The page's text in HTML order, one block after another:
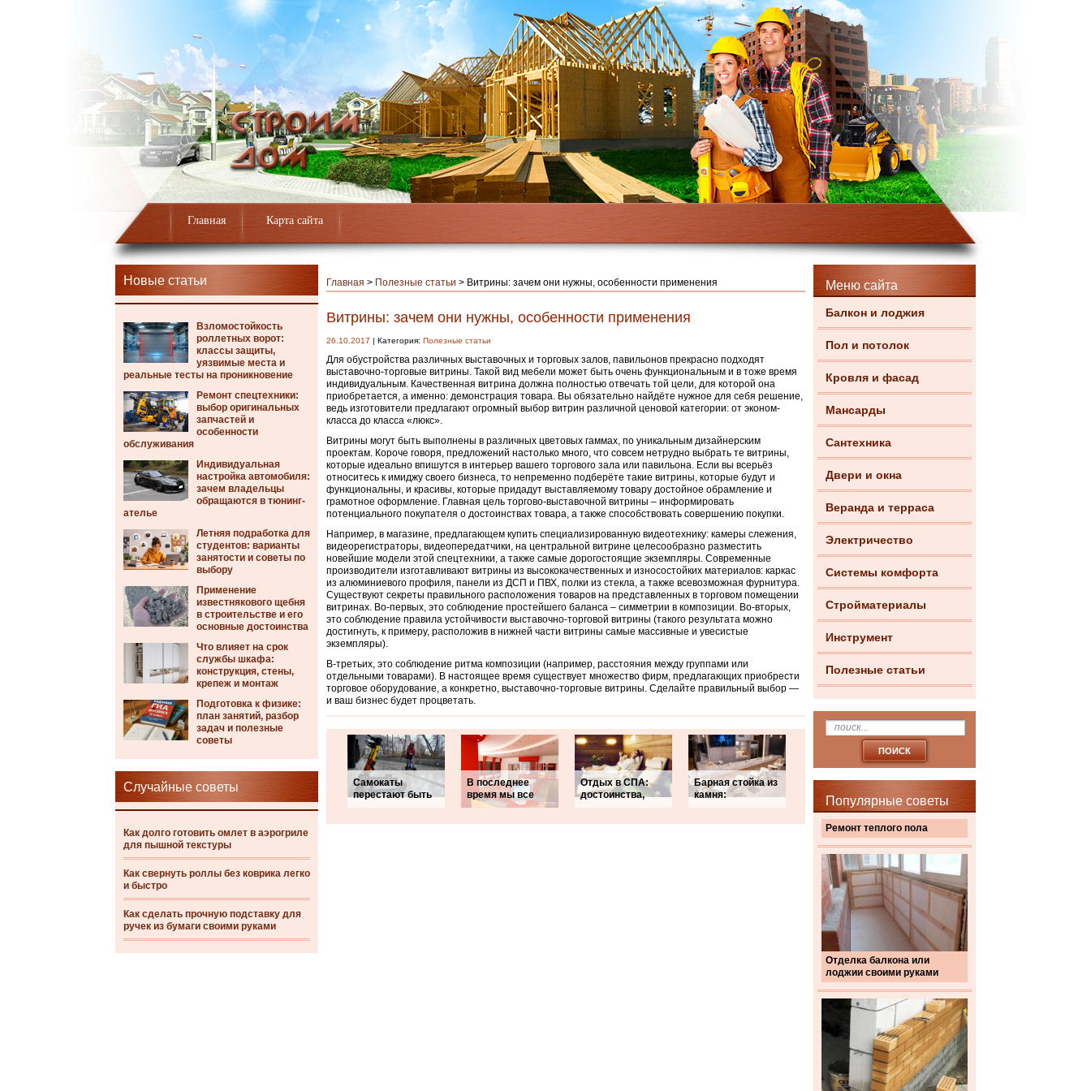
Главная Карта сайта
Новые статьи
Взломостойкость
роллетных ворот:
классы защиты,
уязвимые места и
реальные тесты на проникновение
Ремонт спецтехники:
выбор оригинальных
запчастей и
особенности
обслуживания
Индивидуальная
настройка автомобиля:
зачем владельцы
обращаются в тюнинг-
ателье
Летняя подработка для
студентов: варианты
занятости и советы по
выбору
Применение
известнякового щебня
в строительстве и его
основные достоинства
Что влияет на срок
службы шкафа:
конструкция, стены,
крепеж и монтаж
Подготовка к физике:
план занятий, разбор
задач и полезные
советы
Случайные советы
Как долго готовить омлет в аэрогриле
для пышной текстуры
Как свернуть роллы без коврика легко
и быстро
Как сделать прочную подставку для
ручек из бумаги своими руками
Меню сайта
Балкон и лоджия
Пол и потолок
Кровля и фасад
Мансарды
Сантехника
Двери и окна
Веранда и терраса
Электричество
Системы комфорта
Стройматериалы
Инструмент
Полезные статьи
Популярные советы
Ремонт теплого пола
Отделка балкона или
лоджии своими руками
Главная > Полезные статьи > Витрины: зачем они нужны, особенности применения
Витрины: зачем они нужны, особенности применения
26.10.2017 | Категория: Полезные статьи
Для обустройства различных выставочных и торговых залов, павильонов прекрасно подходят
выставочно-торговые витрины. Такой вид мебели может быть очень функциональным и в тоже время
индивидуальным. Качественная витрина должна полностью отвечать той цели, для которой она
приобретается, а именно: демонстрация товара. Вы обязательно найдёте нужное для себя решение,
ведь изготовители предлагают огромный выбор витрин различной ценовой категории: от эконом-
класса до класса «люкс».
Витрины могут быть выполнены в различных цветовых гаммах, по уникальным дизайнерским
проектам. Короче говоря, предложений настолько много, что совсем нетрудно выбрать те витрины,
которые идеально впишутся в интерьер вашего торгового зала или павильона. Если вы всерьёз
относитесь к имиджу своего бизнеса, то непременно подберёте такие витрины, которые будут и
функциональны, и красивы, которые придадут выставляемому товару достойное обрамление и
грамотное оформление. Главная цель торгово-выставочной витрины – информировать
потенциального покупателя о достоинствах товара, а также способствовать совершению покупки.
Например, в магазине, предлагающем купить специализированную видеотехнику: камеры слежения,
видеорегистраторы, видеопередатчики, на центральной витрине целесообразно разместить
новейшие модели этой спецтехники, а также самые дорогостоящие экземпляры. Современные
производители изготавливают витрины из высококачественных и износостойких материалов: каркас
из алюминиевого профиля, панели из ДСП и ПВХ, полки из стекла, а также всевозможная фурнитура.
Существуют секреты правильного расположения товаров на представленных в торговом помещении
витринах. Во-первых, это соблюдение простейшего баланса – симметрии в композиции. Во-вторых,
это соблюдение правила устойчивости выставочно-торговой витрины (такого результата можно
достигнуть, к примеру, расположив в нижней части витрины самые массивные и увесистые
экземпляры).
В-третьих, это соблюдение ритма композиции (например, расстояния между группами или
отдельными товарами). В настоящее время существует множество фирм, предлагающих приобрести
торговое оборудование, а конкретно, выставочно-торговые витрины. Сделайте правильный выбор —
и ваш бизнес будет процветать.
Самокаты
перестают быть
В последнее
время мы все
Отдых в СПА:
достоинства,
Барная стойка из
камня: